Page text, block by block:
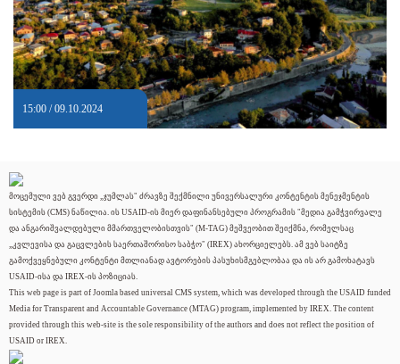
15:00 / 09.10.2024
მოცემული ვებ გვერდი „ჯუმლას" ძრავზე შექმნილი უნივერსალური კონტენტის მენეჯმენტის
სისტემის (CMS) ნაწილია. ის USAID-ის მიერ დაფინანსებული პროგრამის "მედია გამჭვირვალე
და ანგარიშვალდებული მმართველობისთვის" (M-TAG) მეშვეობით შეიქმნა, რომელსაც
„კვლევისა და გაცვლების საერთაშორისო საბჭო" (IREX) ახორციელებს. ამ ვებ საიტზე
გამოქვეყნებული კონტენტი მთლიანად ავტორების პასუხისმგებლობაა და ის არ გამოხატავს
USAID-ისა და IREX-ის პოზიციას.
This web page is part of Joomla based universal CMS system, which was developed through the USAID funded
Media for Transparent and Accountable Governance (MTAG) program, implemented by IREX. The content
provided through this web-site is the sole responsibility of the authors and does not reflect the position of
USAID or IREX.